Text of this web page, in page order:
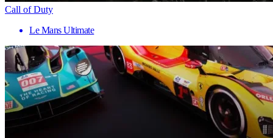
Call of Duty
Le Mans Ultimate